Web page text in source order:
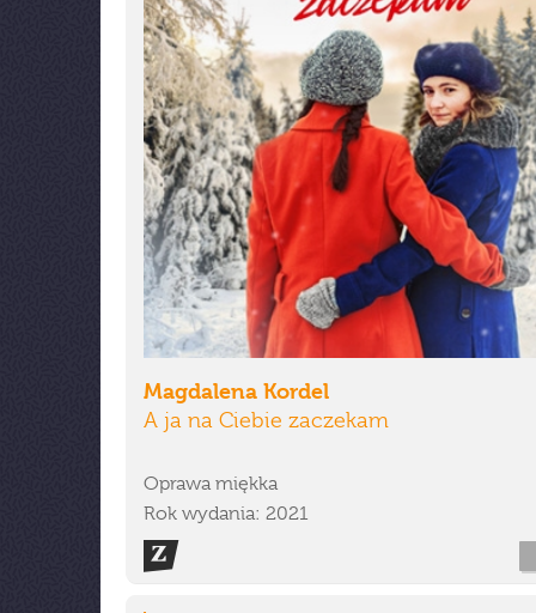
Magdalena Kordel
A ja na Ciebie zaczekam
Oprawa miękka
Rok wydania: 2021